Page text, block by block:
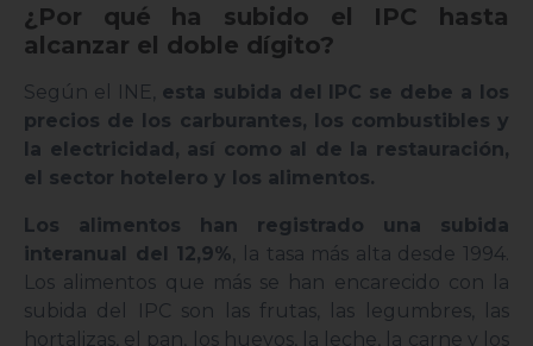
¿Por qué ha subido el IPC hasta
alcanzar el doble dígito?
Según el INE, esta subida del IPC se debe a los
precios de los carburantes, los combustibles y
la electricidad, así como al de la restauración,
el sector hotelero y los alimentos.
Los alimentos han registrado una subida
interanual del 12,9%, la tasa más alta desde 1994.
Los alimentos que más se han encarecido con la
subida del IPC son las frutas, las legumbres, las
hortalizas, el pan, los huevos, la leche, la carne y los